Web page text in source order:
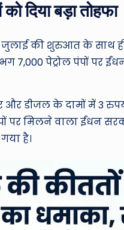
दिया बड़ा तोहफा
जुलाई की शुरुआत के साथ
पेट्रोल पंपों पर
और डीजल के दामों में 3
पर मिलने वाला ईंधन
है।